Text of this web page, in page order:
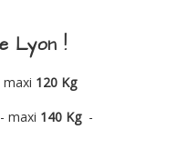
Lyon !
maxi 120 Kg
- maxi 140 Kg -